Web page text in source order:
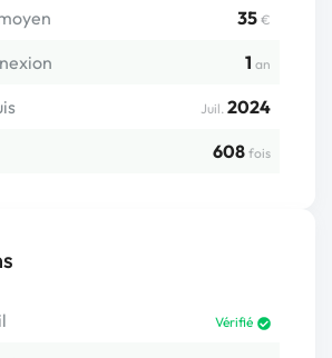
35 €
1 an
Juil. 2024
608 fois
Vérifié